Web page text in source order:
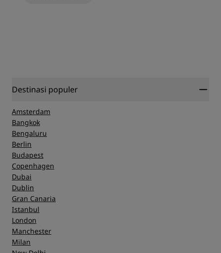
Destinasi populer
Amsterdam
Bangkok
Bengaluru
Berlin
Budapest
Copenhagen
Dubai
Dublin
Gran Canaria
Istanbul
London
Manchester
Milan